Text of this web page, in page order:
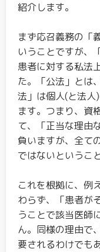
紹介します。
まず応召義務の「
いうことですが、
患者に対する私法
た。「公法」とは
法」は個人(と法人
ます。つまり、資
て、「正当な理由
負いますが、全て
ではないというこ
これを根拠に、例
わらず、「患者が
うことで該当医師
ん。同様の理由で
要されるわけでも